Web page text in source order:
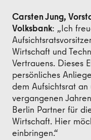
Carsten Jung,
Volksbank: „Ich
Wirtschaft und
Vertrauens. Dieses
persönliches
dem Aufsichtsrat
vergangenen
Berlin Partner für
Wirtschaft. Hier
einbringen.“